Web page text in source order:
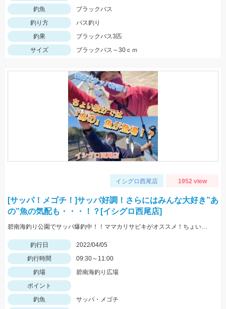
釣魚
ブラックバス
釣り方
バス釣り
釣果
ブラックバス3匹
サイズ
ブラックバス～30ｃｍ
イシグロ西尾店 1952 view
[サッパ！メゴチ！]サッパ好調！さらにはみんな大好き”あ
の”魚の気配も・・・！？[イシグロ西尾店]
碧南海釣り公園でサッパ爆釣中！！ママカリサビキがオススメ！ちょい投げではメゴチ！と言う事は・・・シロギスもそろそろ？？？
釣行日
2022/04/05
釣行時間
09:30～11:00
釣場
碧南海釣り広場
ポイント
釣魚
サッパ・メゴチ